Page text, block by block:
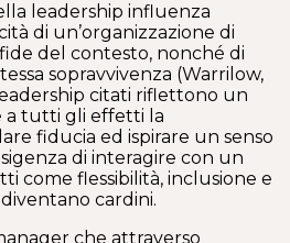
leadership influenza
di un’organizzazione di
del contesto, nonché di
sopravvivenza (Warrilow,
citati riflettono un
a tutti gli effetti la
fiducia ed ispirare un senso
di interagire con un
come flessibilità, inclusione e
cardini.
che attraverso